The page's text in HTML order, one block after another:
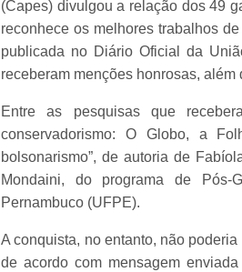
(Capes) divulgou a relação dos 49
reconhece os melhores trabalhos
publicada no Diário Oficial da
receberam menções honrosas,
Entre as pesquisas que
conservadorismo: O Globo, a
bolsonarismo”, de autoria de
Mondaini, do programa de Pós-
Pernambuco (UFPE).
A conquista, no entanto, não
de acordo com mensagem